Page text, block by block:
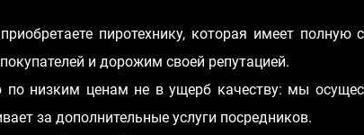
пиротехнику, которая имеет
и дорожим своей репутацией.
по низким ценам не в ущерб качеству: мы
за дополнительные услуги посредников.